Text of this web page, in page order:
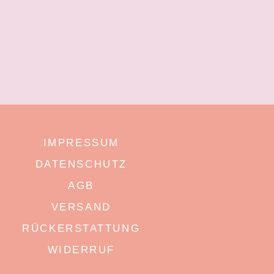
IMPRESSUM
DATENSCHUTZ
AGB
VERSAND
RÜCKERSTATTUNG
WIDERRUF